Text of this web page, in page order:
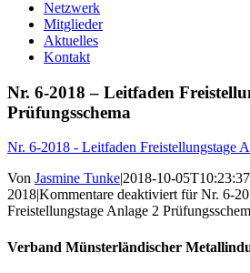
Netzwerk
Mitglieder
Aktuelles
Kontakt
Nr. 6-2018 – Leitfaden
Prüfungsschema
Nr. 6-2018 - Leitfaden Freistellungstage
Von Jasmine Tunke|2018-10-
2018|Kommentare deaktiviertfür Nr. 6-
Freistellungstage Anlage 2
Verband Münsterländischer